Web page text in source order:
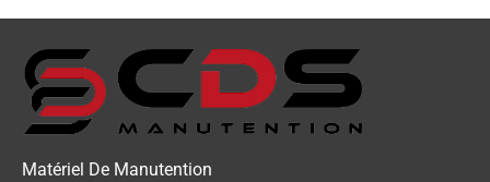
Matériel De Manutention